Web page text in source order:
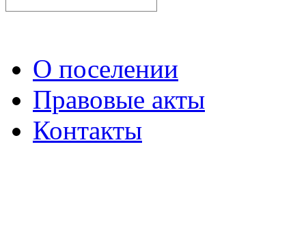
О поселении
Правовые акты
Контакты